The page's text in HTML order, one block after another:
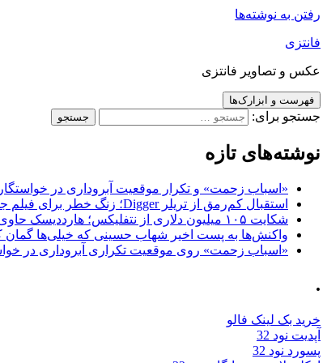
رفتن به نوشته‌ها
فانتزی
عکس و تصاویر فانتزی
فهرست و ابزارک‌ها
جستجو برای:
نوشته‌های تازه
«اسباب زحمت» و تکرار موقعیت آبروداری در خواستگاری؛ شباهت به
استقبال کم‌رمق از تریلر Digger؛ زنگ خطر برای فیلم جدید تام کروز و برادران وارنر
شکایت ۱۰۵ میلیون دلاری از نتفلیکس؛ هارددیسک حاوی فیلم جدید نیکلاس کیج به سرقت رفت
واکنش‌ها به پست اخیر شهاب حسینی که خیلی‌ها گمان
«اسباب زحمت» روی موقعیت تکراری آبروداری در خواستگاری
.
خرید بک لینک فالو
آپدیت نود 32
پسورد نود 32